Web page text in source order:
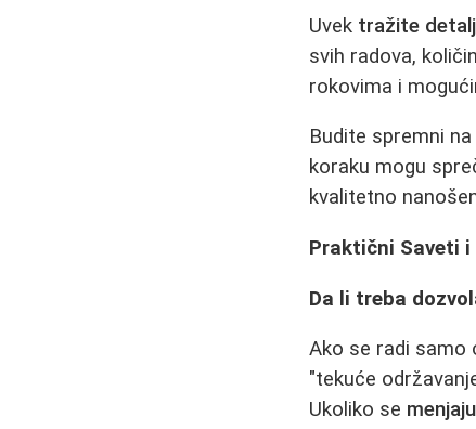
Uvek tražite
svih radova,
rokovima i
Budite spremni
koraku mogu
kvalitetno
Praktični Saveti
Da li treba
Ako se radi samo
"tekuće
Ukoliko se